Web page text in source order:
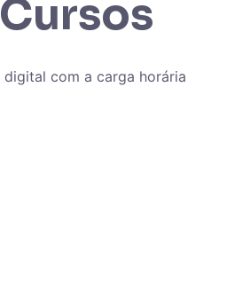
com a carga horária